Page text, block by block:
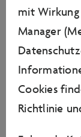
23. Oktober 2023
mit
Manager
Cookies
Richtlinie